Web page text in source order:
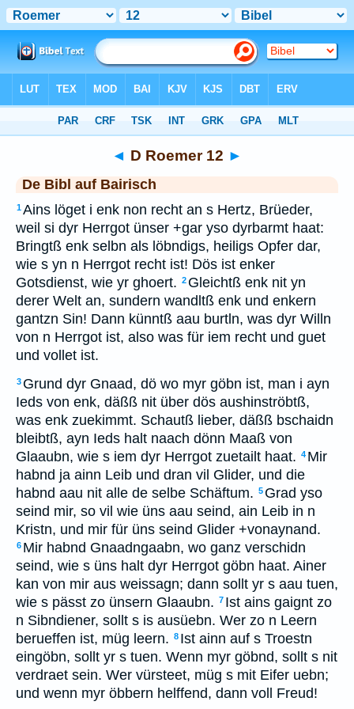
◄ D Roemer 12 ►
De Bibl auf Bairisch
1Ains löget i enk non recht an s Hertz, Brüeder,
weil si dyr Herrgot ünser +gar yso dyrbarmt haat:
Bringtß enk selbn als löbndigs, heiligs Opfer dar,
wie s yn n Herrgot recht ist! Dös ist enker
Gotsdienst, wie yr ghoert. 2 Gleichtß enk nit yn
derer Welt an, sundern wandltß enk und enkern
gantzn Sin! Dann künntß aau burtln, was dyr Willn
von n Herrgot ist, also was für iem recht und guet
und vollet ist.
3 Grund dyr Gnaad, dö wo myr göbn ist, man i ayn
Ieds von enk, däßß nit über dös aushinströbtß,
was enk zuekimmt. Schautß lieber, däßß bschaidn
bleibtß, ayn Ieds halt naach dönn Maaß von
Glaaubn, wie s iem dyr Herrgot zuetailt haat. 4 Mir
habnd ja ainn Leib und dran vil Glider, und die
habnd aau nit alle de selbe Schäftum. 5 Grad yso
seind mir, so vil wie üns aau seind, ain Leib in n
Kristn, und mir für üns seind Glider +vonaynand.
6 Mir habnd Gnaadngaabn, wo ganz verschidn
seind, wie s üns halt dyr Herrgot göbn haat. Ainer
kan von mir aus weissagn; dann sollt yr s aau tuen,
wie s pässt zo ünsern Glaaubn. 7 Ist ains gaignt zo
n Sibndiener, sollt s is ausüebn. Wer zo n Leern
berueffen ist, müg leern. 8 Ist ainn auf s Troestn
eingöbn, sollt yr s tuen. Wenn myr göbnd, sollt s nit
verdraet sein. Wer vürsteet, müg s mit Eifer uebn;
und wenn myr öbbern helffend, dann voll Freud!